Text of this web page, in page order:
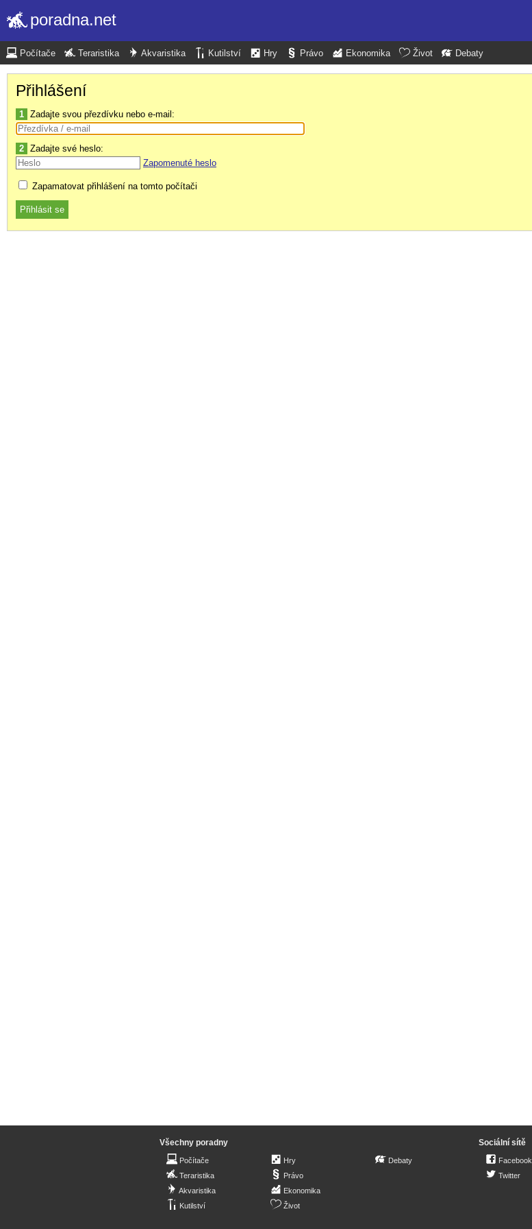
poradna.net
Počítače Teraristika Akvaristika Kutilství Hry Právo Ekonomika Život Debaty
Přihlášení
1 Zadajte svou přezdívku nebo e-mail:
2 Zadajte své heslo:
Zapomenuté heslo
Zapamatovat přihlášení na tomto počítači
Všechny poradny
Počítače
Teraristika
Akvaristika
Kutilství
Hry
Právo
Ekonomika
Život
Debaty
Sociální sítě
Facebook
Twitter